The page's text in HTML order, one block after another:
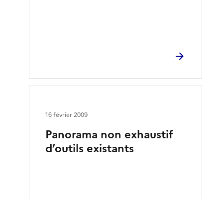
Panorama non exhaustif
d’outils existants
16 février 2009